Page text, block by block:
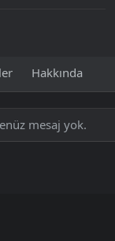
Hakkında
mesaj yok.